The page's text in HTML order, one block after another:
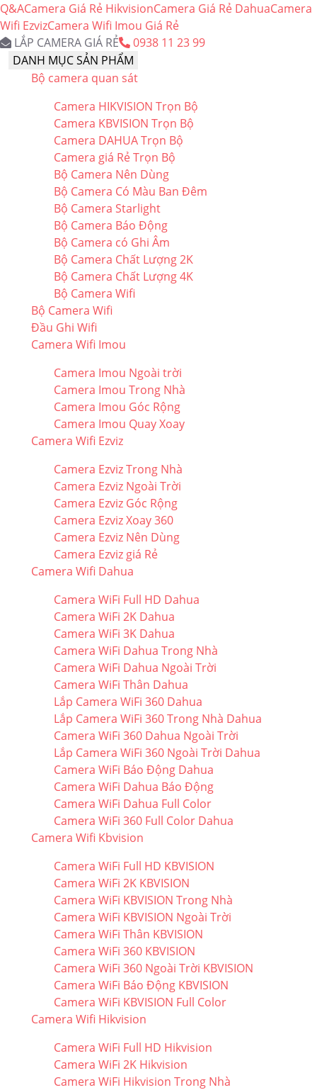
Q&ACamera Giá Rẻ HikvisionCamera Giá Rẻ DahuaCamera
Wifi EzvizCamera Wifi Imou Giá Rẻ
LẮP CAMERA GIÁ RẺ
0938 11 23 99
DANH MỤC SẢN PHẨM
Bộ camera quan sát
Camera HIKVISION Trọn Bộ
Camera KBVISION Trọn Bộ
Camera DAHUA Trọn Bộ
Camera giá Rẻ Trọn Bộ
Bộ Camera Nên Dùng
Bộ Camera Có Màu Ban Đêm
Bộ Camera Starlight
Bộ Camera Báo Động
Bộ Camera có Ghi Âm
Bộ Camera Chất Lượng 2K
Bộ Camera Chất Lượng 4K
Bộ Camera Wifi
Bộ Camera Wifi
Đầu Ghi Wifi
Camera Wifi Imou
Camera Imou Ngoài trời
Camera Imou Trong Nhà
Camera Imou Góc Rộng
Camera Imou Quay Xoay
Camera Wifi Ezviz
Camera Ezviz Trong Nhà
Camera Ezviz Ngoài Trời
Camera Ezviz Góc Rộng
Camera Ezviz Xoay 360
Camera Ezviz Nên Dùng
Camera Ezviz giá Rẻ
Camera Wifi Dahua
Camera WiFi Full HD Dahua
Camera WiFi 2K Dahua
Camera WiFi 3K Dahua
Camera WiFi Dahua Trong Nhà
Camera WiFi Dahua Ngoài Trời
Camera WiFi Thân Dahua
Lắp Camera WiFi 360 Dahua
Lắp Camera WiFi 360 Trong Nhà Dahua
Camera WiFi 360 Dahua Ngoài Trời
Lắp Camera WiFi 360 Ngoài Trời Dahua
Camera WiFi Báo Động Dahua
Camera WiFi Dahua Báo Động
Camera WiFi Dahua Full Color
Camera WiFi 360 Full Color Dahua
Camera Wifi Kbvision
Camera WiFi Full HD KBVISION
Camera WiFi 2K KBVISION
Camera WiFi KBVISION Trong Nhà
Camera WiFi KBVISION Ngoài Trời
Camera WiFi Thân KBVISION
Camera WiFi 360 KBVISION
Camera WiFi 360 Ngoài Trời KBVISION
Camera WiFi Báo Động KBVISION
Camera WiFi KBVISION Full Color
Camera Wifi Hikvision
Camera WiFi Full HD Hikvision
Camera WiFi 2K Hikvision
Camera WiFi Hikvision Trong Nhà